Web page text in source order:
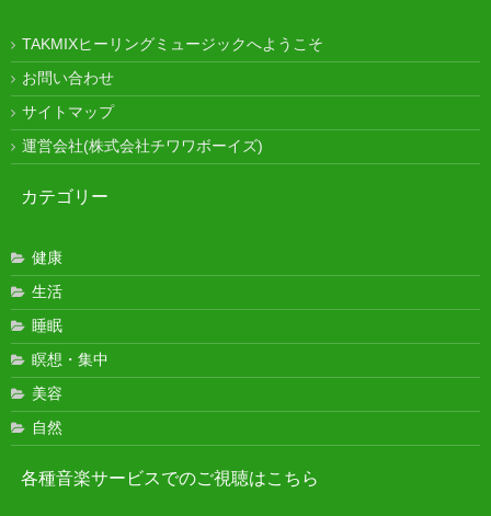
TAKMIXヒーリングミュージックへようこそ
お問い合わせ
サイトマップ
運営会社(株式会社チワワボーイズ)
カテゴリー
健康
生活
睡眠
瞑想・集中
美容
自然
各種音楽サービスでのご視聴はこちら